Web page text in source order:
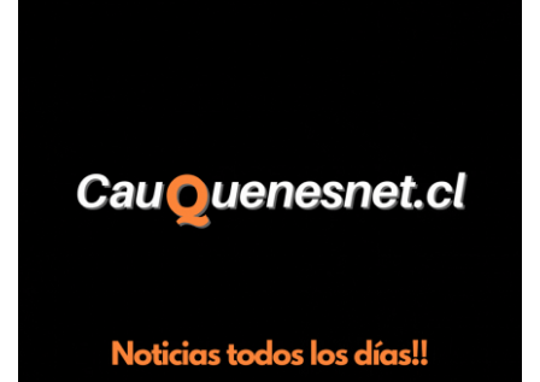
trabajadores, el edil descendió del vehículo y, en medio de la
confrontación, la habría tomado de los hombros, empujado al
suelo y agredido con golpes de pies y manos, mientr...